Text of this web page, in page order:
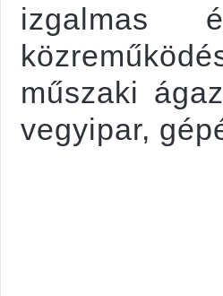
izgalmas
műszaki
vegyipar,